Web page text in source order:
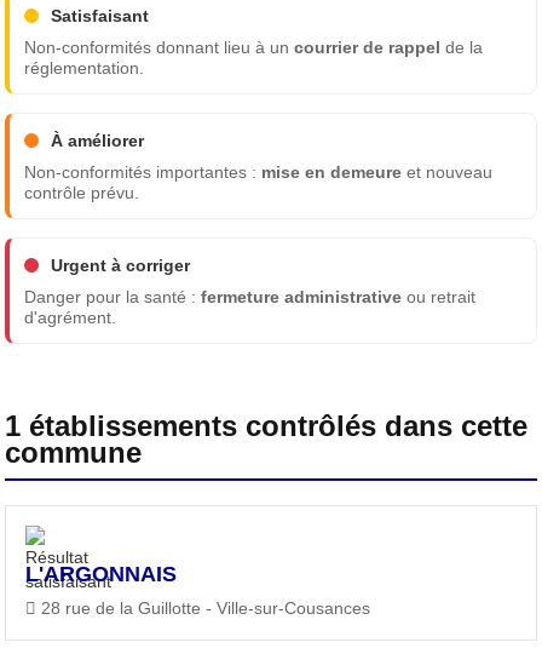
Satisfaisant
Non-conformités donnant lieu à uncourrier de rappel de la
réglementation.
À améliorer
Non-conformités importantes : mise en demeure et nouveau
contrôle prévu.
Urgent à corriger
Danger pour la santé :fermeture administrative ou retrait
d'agrément.
1 établissements contrôlés dans cette
commune
L'ARGONNAIS
28 rue de la Guillotte - Ville-sur-Cousances